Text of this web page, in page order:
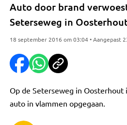
Auto door brand
Seterseweg in
18 september 2016 om 03:04 • Aangepast
Op de Seterseweg in Oosterhout
auto in vlammen opgegaan.